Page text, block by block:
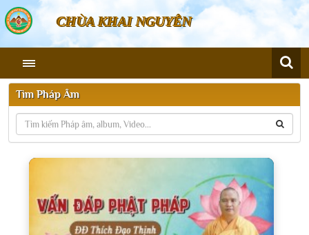
CHÙA KHAI NGUYÊN
Tìm Pháp Âm